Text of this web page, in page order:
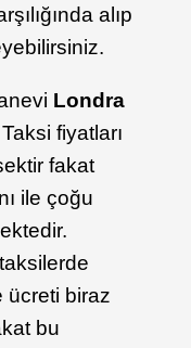
alıp
Londra
fiyatları
fakat
ile çoğu
ücreti biraz
bu